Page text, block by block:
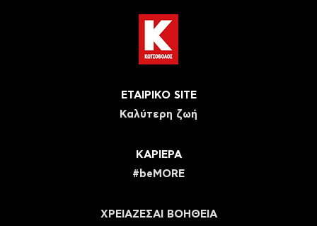
ΕΤΑΙΡΙΚΟ SITE
Καλύτερη ζωή
ΚΑΡΙΕΡΑ
#beMORE
ΧΡΕΙΑΖΕΣΑΙ ΒΟΗΘΕΙΑ